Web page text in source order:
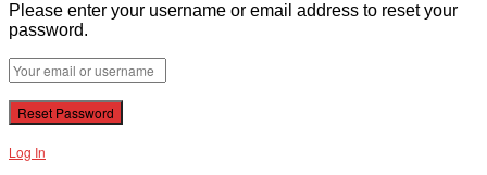
Please enter your username or email address to reset your
password.
Log In